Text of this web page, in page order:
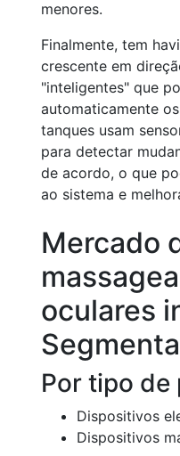
menores.
Finalmente, tem
crescente em
"inteligentes" que
automaticamente
tanques usam
para detectar
de acordo, o que
ao sistema e
Mercado
oculares
Por tipo de
Dispositivos
Dispositivos